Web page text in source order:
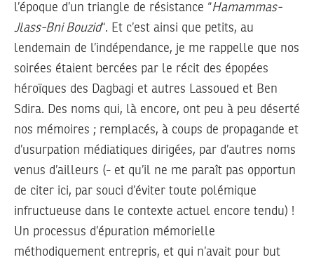
l’époque d’un triangle de résistance “Hamammas-
Jlass-Bni Bouzid“. Et c’est ainsi que petits, au
lendemain de l’indépendance, je me rappelle que nos
soirées étaient bercées par le récit des épopées
héroïques des Dagbagi et autres Lassoued et Ben
Sdira. Des noms qui, là encore, ont peu à peu déserté
nos mémoires ; remplacés, à coups de propagande et
d’usurpation médiatiques dirigées, par d’autres noms
venus d’ailleurs (- et qu’il ne me paraît pas opportun
de citer ici, par souci d’éviter toute polémique
infructueuse dans le contexte actuel encore tendu) !
Un processus d’épuration mémorielle
méthodiquement entrepris, et qui n’avait pour but